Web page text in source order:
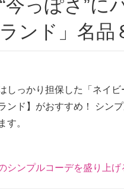
ンド」名品
しっかり担保した「ネイ
ンド】がおすすめ！ シン
す。
シンプルコーデを盛り上